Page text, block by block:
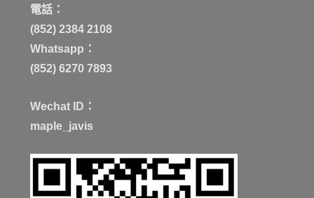
電話：
(852) 2384 2108
Whatsapp：
(852) 6270 7893
Wechat ID：
maple_javis